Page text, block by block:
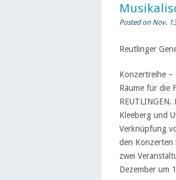
Posted on Nov.
Reutlinger
Konzertreihe –
Räume für die
Kleeberg und
Verknüpfung
den Konzerten
zwei
Dezember um